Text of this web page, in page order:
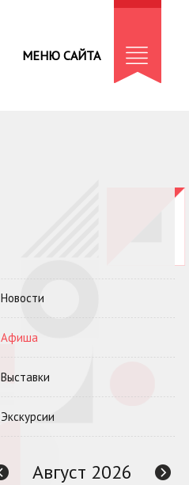
МЕНЮ САЙТА
Новости
Афиша
Выставки
Экскурсии
Август 2026